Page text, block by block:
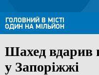
ГОЛОВНИЙ В МІСТІ
ОДИН НА МІЛЬЙОН
Шахед вдарив
у Запоріжжі